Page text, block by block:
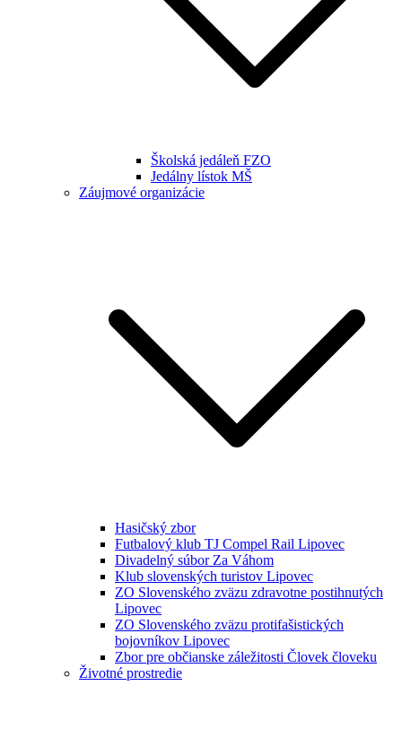
Školská jedáleň FZO
Jedálny lístok MŠ
Záujmové organizácie
Hasičský zbor
Futbalový klub TJ Compel Rail Lipovec
Divadelný súbor Za Váhom
Klub slovenských turistov Lipovec
ZO Slovenského zväzu zdravotne postihnutých
Lipovec
ZO Slovenského zväzu protifašistických
bojovníkov Lipovec
Zbor pre občianske záležitosti Človek človeku
Životné prostredie